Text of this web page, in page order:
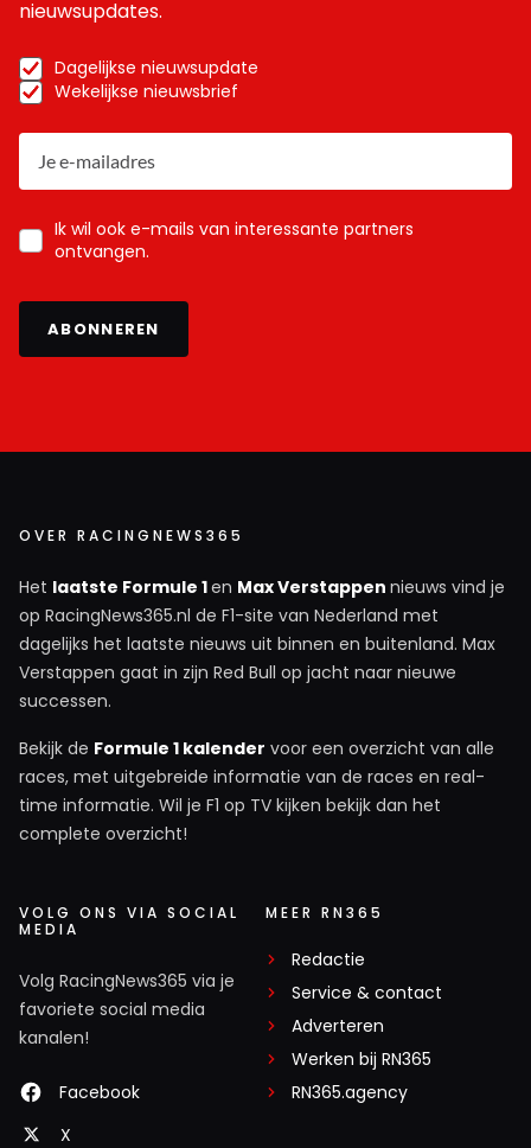
nieuwsupdates.
Dagelijkse nieuwsupdate
Wekelijkse nieuwsbrief
Ik wil ook e-mails van interessante partners
ontvangen.
ABONNEREN
OVER RACINGNEWS365
Het laatste Formule 1en Max Verstappen nieuws vind je
op RacingNews365.nl de F1-site van Nederland met
dagelijks het laatste nieuws uit binnen en buitenland. Max
Verstappen gaat in zijn Red Bull op jacht naar nieuwe
successen.
Bekijk de Formule 1 kalender voor een overzicht van alle
races, met uitgebreide informatie van de races en real-
time informatie. Wil je F1 op TV kijken bekijk dan het
complete overzicht!
VOLG ONS VIA SOCIAL
MEDIA
Volg RacingNews365 via je
favoriete social media
kanalen!
Facebook
X
MEER RN365
Redactie
Service & contact
Adverteren
Werken bij RN365
RN365.agency